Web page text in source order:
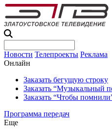
Новости Телепроекты Реклама
Онлайн
Заказать бегущую строку
Заказать “Музыкальный
Заказать “Чтобы
Программа передач
Еще